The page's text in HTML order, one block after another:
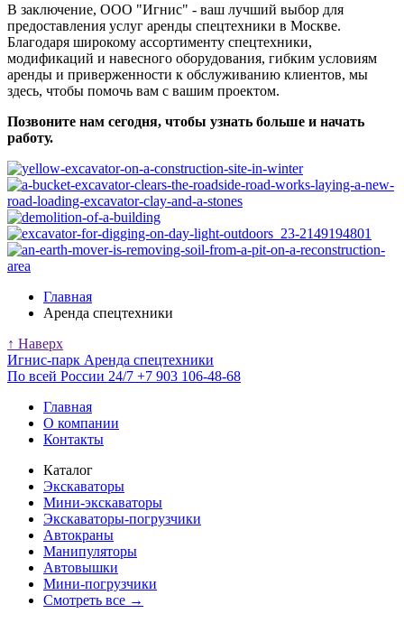
В заключение, ООО "Игнис" - ваш лучший выбор для
предоставления услуг аренды спецтехники в Москве.
Благодаря широкому ассортименту спецтехники,
модификаций и навесного оборудования, гибким условиям
аренды и приверженности к обслуживанию клиентов, мы
здесь, чтобы помочь вам с вашим проектом.
Позвоните нам сегодня, чтобы узнать больше и начать
работу.
Главная
Аренда спецтехники
↑ Наверх
Игнис-парк Аренда спецтехники
По всей России 24/7 +7 903 106-48-68
Главная
О компании
Контакты
Каталог
Экскаваторы
Мини-экскаваторы
Экскаваторы-погрузчики
Автокраны
Манипуляторы
Автовышки
Мини-погрузчики
Смотреть все →